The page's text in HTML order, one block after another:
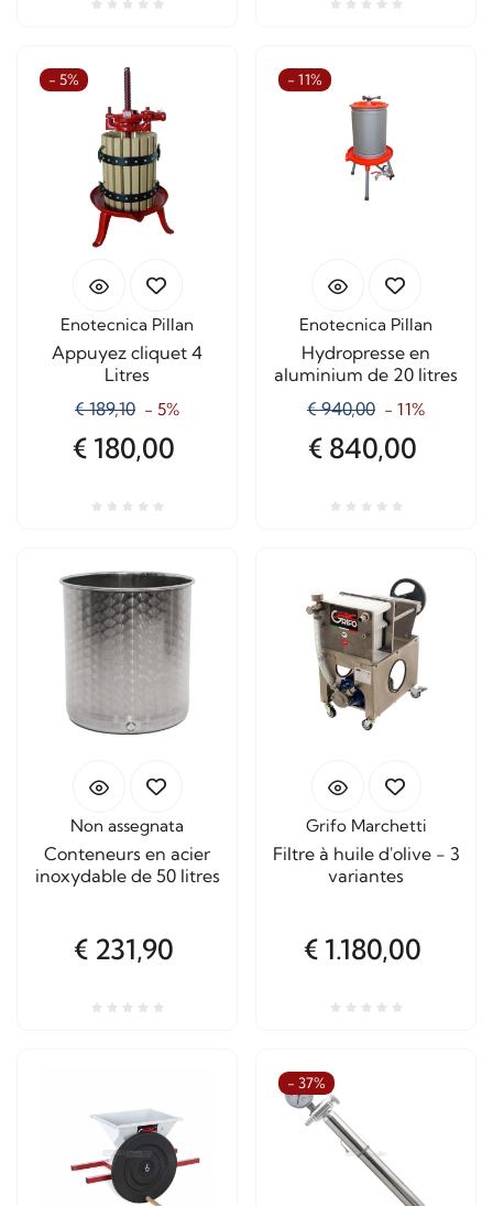
- 5%
Enotecnica Pillan
Appuyez cliquet 4
Litres
€ 189,10 - 5%
€ 180,00
- 11%
Enotecnica Pillan
Hydropresse en
aluminium de 20 litres
€ 940,00 - 11%
€ 840,00
Non assegnata
Conteneurs en acier
inoxydable de 50 litres
€ 231,90
Grifo Marchetti
Filtre à huile d'olive - 3
variantes
€ 1.180,00
- 37%